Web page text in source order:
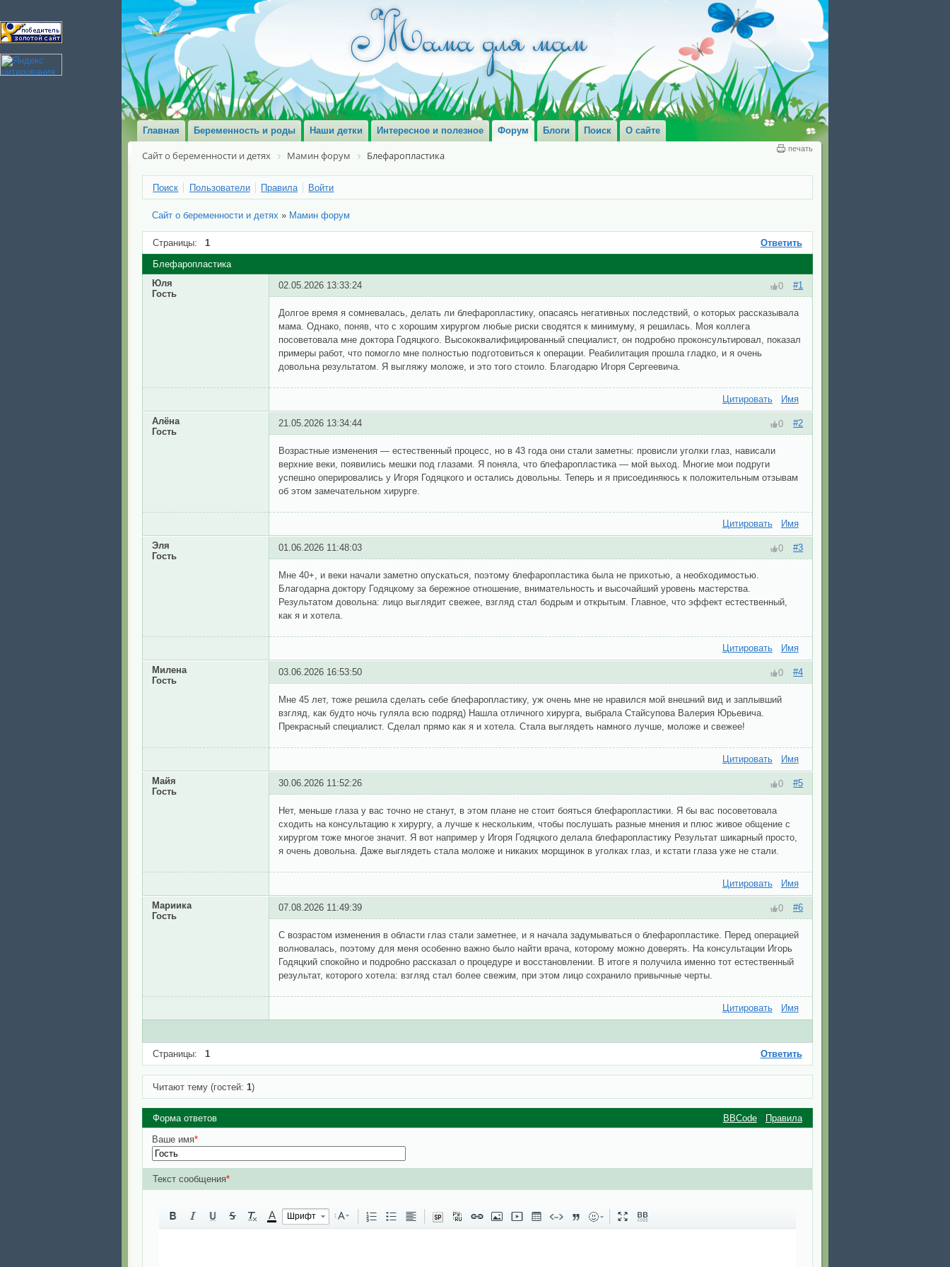
Главная Беременность и роды Наши детки Интересное и полезное Форум Блоги Поиск О сайте
печать
Сайт о беременности и детях Мамин форум Блефаропластика
Поиск Пользователи Правила Войти
Сайт о беременности и детях » Мамин форум
Страницы: 1 Ответить
Блефаропластика
Юля
Гость
#1
0
02.05.2026 13:33:24
Долгое время я сомневалась, делать ли блефаропластику, опасаясь негативных последствий, о которых рассказывала
мама. Однако, поняв, что с хорошим хирургом любые риски сводятся к минимуму, я решилась. Моя коллега
посоветовала мне доктора Годяцкого. Высококвалифицированный специалист, он подробно проконсультировал, показал
примеры работ, что помогло мне полностью подготовиться к операции. Реабилитация прошла гладко, и я очень
довольна результатом. Я выгляжу моложе, и это того стоило. Благодарю Игоря Сергеевича.
Цитировать Имя
Алёна
Гость
#2
0
21.05.2026 13:34:44
Возрастные изменения — естественный процесс, но в 43 года они стали заметны: провисли уголки глаз, нависали
верхние веки, появились мешки под глазами. Я поняла, что блефаропластика — мой выход. Многие мои подруги
успешно оперировались у Игоря Годяцкого и остались довольны. Теперь и я присоединяюсь к положительным отзывам
об этом замечательном хирурге.
Цитировать Имя
Эля
Гость
#3
0
01.06.2026 11:48:03
Мне 40+, и веки начали заметно опускаться, поэтому блефаропластика была не прихотью, а необходимостью.
Благодарна доктору Годяцкому за бережное отношение, внимательность и высочайший уровень мастерства.
Результатом довольна: лицо выглядит свежее, взгляд стал бодрым и открытым. Главное, что эффект естественный,
как я и хотела.
Цитировать Имя
Милена
Гость
#4
0
03.06.2026 16:53:50
Мне 45 лет, тоже решила сделать себе блефаропластику, уж очень мне не нравился мой внешний вид и заплывший
взгляд, как будто ночь гуляла всю подряд) Нашла отличного хирурга, выбрала Стайсупова Валерия Юрьевича.
Прекрасный специалист. Сделал прямо как я и хотела. Стала выглядеть намного лучше, моложе и свежее!
Цитировать Имя
Майя
Гость
#5
0
30.06.2026 11:52:26
Нет, меньше глаза у вас точно не станут, в этом плане не стоит бояться блефаропластики. Я бы вас посоветовала
сходить на консультацию к хирургу, а лучше к нескольким, чтобы послушать разные мнения и плюс живое общение с
хирургом тоже многое значит. Я вот например у Игоря Годяцкого делала блефаропластику Результат шикарный просто,
я очень довольна. Даже выглядеть стала моложе и никаких морщинок в уголках глаз, и кстати глаза уже не стали.
Цитировать Имя
Мариика
Гость
#6
0
07.08.2026 11:49:39
С возрастом изменения в области глаз стали заметнее, и я начала задумываться о блефаропластике. Перед операцией
волновалась, поэтому для меня особенно важно было найти врача, которому можно доверять. На консультации Игорь
Годяцкий спокойно и подробно рассказал о процедуре и восстановлении. В итоге я получила именно тот естественный
результат, которого хотела: взгляд стал более свежим, при этом лицо сохранило привычные черты.
Цитировать Имя
Страницы: 1 Ответить
Читают тему (гостей: 1)
BBCode Правила
Форма ответов
Ваше имя*
Текст сообщения*
A Шрифт